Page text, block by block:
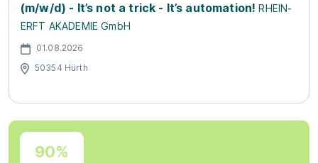
(m/w/d) - It’s not a trick - It’s automation! RHEIN-
ERFT AKADEMIE GmbH
01.08.2026
50354 Hürth
90%